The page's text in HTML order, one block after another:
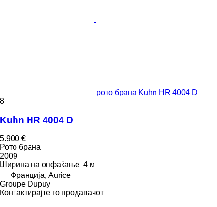
рото брана Kuhn HR 4004 D
8
Kuhn HR 4004 D
5.900 €
Рото брана
2009
Ширина на опфаќање 4 м
Франција, Aurice
Groupe Dupuy
Контактирајте го продавачот